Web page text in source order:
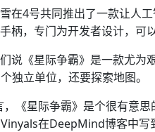
在4号共同推出了一款让人
柄，专门为开发者设计，可
说《星际争霸》是一款尤为
独立单位，还要探索地图。
，《星际争霸》是个很有意
在DeepMind博客中写